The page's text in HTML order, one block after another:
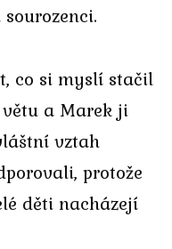
co si myslí stačil
a Marek ji
vztah
protože
děti nacházejí